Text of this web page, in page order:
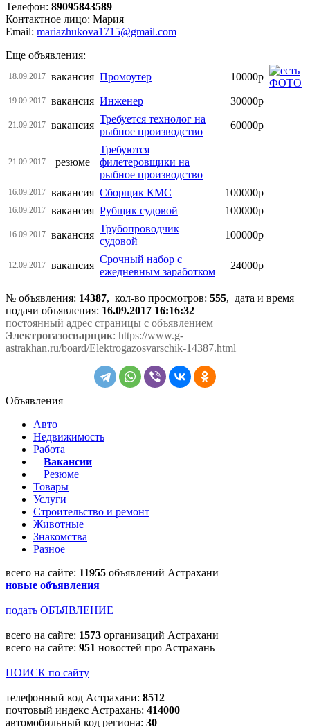
Телефон: 89095843589
Контактное лицо: Мария
Email: mariazhukova1715@gmail.com
Еще объявления:
18.09.2017 вакансия Промоутер 10000р
19.09.2017 вакансия Инженер 30000р
21.09.2017 вакансия
Требуется технолог на
рыбное производство
60000р
21.09.2017 резюме
Требуются
филетеровщики на
рыбное производство
16.09.2017 вакансия Сборщик КМС 100000р
16.09.2017 вакансия Рубщик судовой 100000р
16.09.2017 вакансия
Трубопроводчик
судовой
100000р
12.09.2017 вакансия
Срочный набор с
ежедневным заработком
24000р
№ объявления: 14387, кол-во просмотров: 555, дата и время
подачи объявления: 16.09.2017 16:16:32
постоянный адрес страницы с объявлением
Электрогазосварщик: https://www.g-
astrakhan.ru/board/Elektrogazosvarschik-14387.html
Объявления
Авто
Недвижимость
Работа
Вакансии
Резюме
Товары
Услуги
Строительство и ремонт
Животные
Знакомства
Разное
всего на сайте: 11955 объявлений Астрахани
новые объявления
подать ОБЪЯВЛЕНИЕ
всего на сайте: 1573 организаций Астрахани
всего на сайте: 951 новостей про Астрахань
ПОИСК по сайту
телефонный код Астрахани: 8512
почтовый индекс Астрахань: 414000
автомобильный код региона: 30